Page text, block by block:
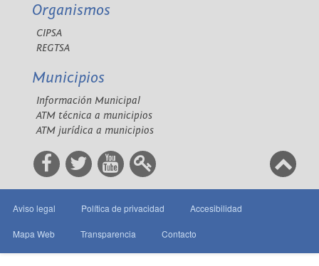
Organismos
CIPSA
REGTSA
Municipios
Información Municipal
ATM técnica a municipios
ATM jurídica a municipios
Aviso legal Política de privacidad Accesibilidad
Mapa Web Transparencia Contacto